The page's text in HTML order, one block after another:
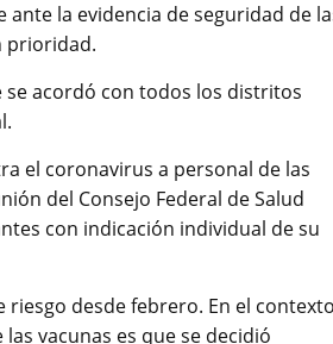
ante la evidencia de seguridad de
prioridad.
se acordó con todos los distritos
el coronavirus a personal de las
del Consejo Federal de Salud
con indicación individual de su
riesgo desde febrero. En el
vacunas es que se decidió